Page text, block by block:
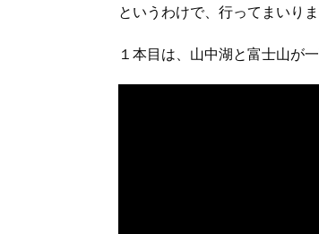
というわけで、行ってまいりま
１本目は、山中湖と富士山が